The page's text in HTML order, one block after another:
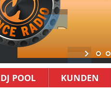
DJ POOL KUNDEN